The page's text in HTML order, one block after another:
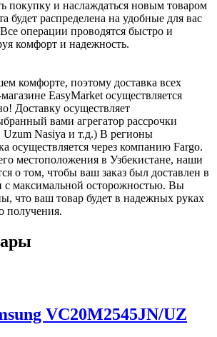
покупку и наслаждаться новым товаром
будет распределена на удобные для вас
операции проводятся быстро и
комфорт и надежность.
комфорте, поэтому доставка всех
EasyMarket осуществляется
Доставку осуществляет
вами агрегатор рассрочки
Uzum Nasiya и т.д.) В регионы
осуществляется через компанию Fargo.
местоположения в Узбекистане, наши
о том, чтобы ваш заказ был доставлен в
с максимальной осторожностью. Вы
что ваш товар будет в надежных руках
получения.
VC20M2545JN/UZ